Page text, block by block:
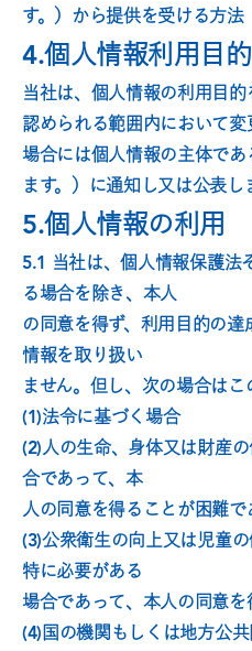
す。）から提供を受ける方法
4.個人情報利用目
当社は、個人情報の利用目
認められる範囲内において
場合には個人情報の主体で
ます。）に通知し又は公表し
5.個人情報の利用
5.1 当社は、個人情報保護法
る場合を除き、本人
の同意を得ず、利用目的の
情報を取り扱い
ません。但し、次の場合はこ
(1)法令に基づく場合
(2)人の生命、身体又は財産
合であって、本
人の同意を得ることが困難で
(3)公衆衛生の向上又は児童
特に必要がある
場合であって、本人の同意
(4)国の機関もしくは地方公